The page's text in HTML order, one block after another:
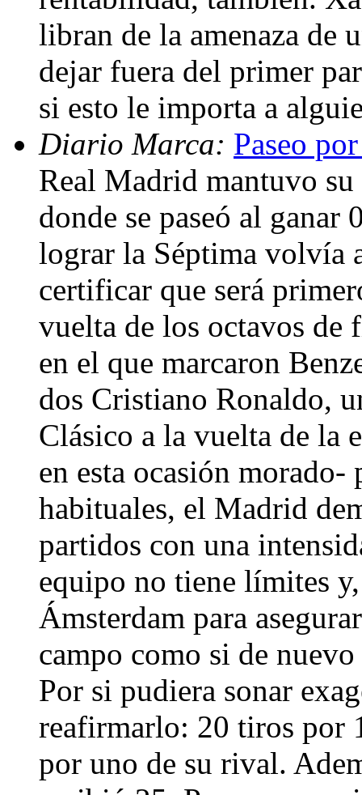
libran de la amenaza de
dejar fuera del primer
si esto le importa a
Diario Marca: Paseo
Real Madrid mantuvo
donde se paseó al ganar
lograr la Séptima volvía
certificar que será
vuelta de los octavos de
en el que marcaron
dos Cristiano Ronaldo,
Clásico a la vuelta de la
en esta ocasión morado-
habituales, el Madrid
partidos con una
equipo no tiene límites
Ámsterdam para
campo como si de
Por si pudiera sonar
reafirmarlo: 20 tiros por
por uno de su rival.